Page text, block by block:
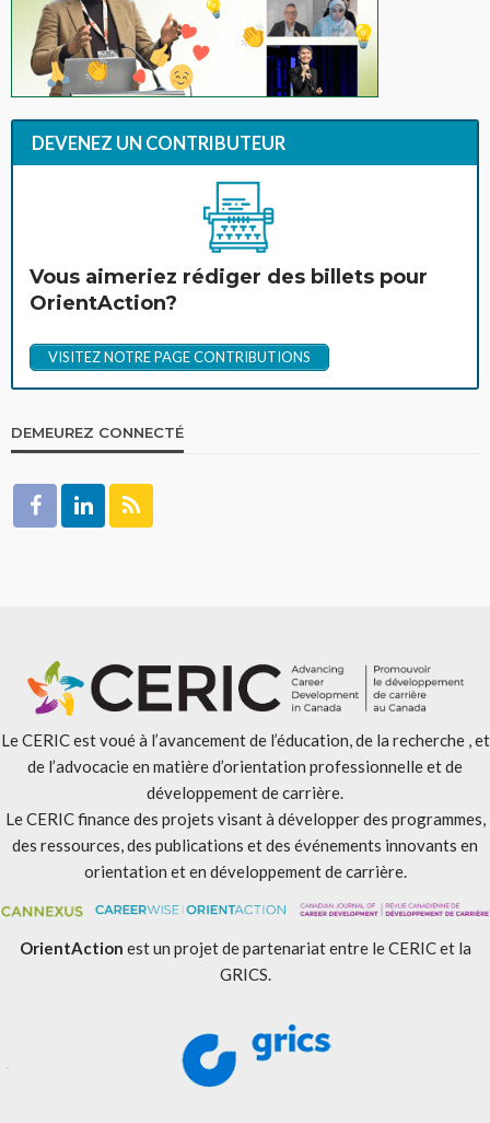
DEVENEZ UN CONTRIBUTEUR
Vous aimeriez rédiger des billets pour
OrientAction?
VISITEZ NOTRE PAGE CONTRIBUTIONS
DEMEUREZ CONNECTÉ
Le CERIC est voué à l’avancement de l’éducation, de la recherche , et
de l’advocacie en matière d’orientation professionnelle et de
développement de carrière.
Le CERIC finance des projets visant à développer des programmes,
des ressources, des publications et des événements innovants en
orientation et en développement de carrière.
OrientAction est un projet de partenariat entre le CERIC et la
GRICS.